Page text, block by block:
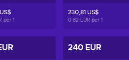
per 1
230,81 US$
0.82 EUR per1
240 EUR